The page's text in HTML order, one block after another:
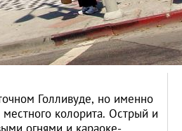
Голливуде, но именно
колорита. Острый и